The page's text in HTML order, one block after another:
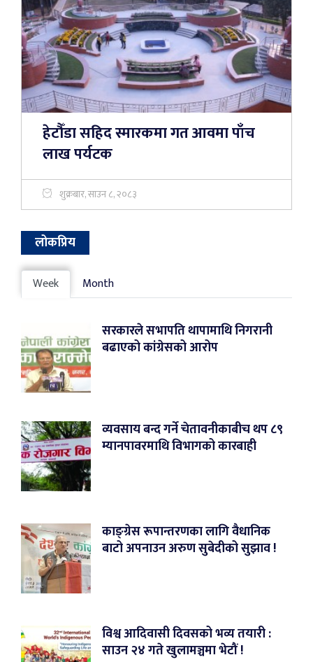
हेटौँडा सहिद स्मारकमा गत आवमा पाँच
लाख पर्यटक
शुक्रबार, साउन ८, २०८३
लोकप्रिय
Week Month
सरकारले सभापति थापामाथि निगरानी
बढाएको कांग्रेसको आरोप
व्यवसाय बन्द गर्ने चेतावनीकाबीच थप ८९
म्यानपावरमाथि विभागको कारबाही
काङ्ग्रेस रूपान्तरणका लागि वैधानिक
बाटो अपनाउन अरुण सुबेदीको सुझाव !
विश्व आदिवासी दिवसको भव्य तयारी :
साउन २४ गते खुलामञ्चमा भेटौं !